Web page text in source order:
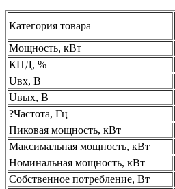
Категория товара
Мощность, кВт
КПД, %
Uвх, В
Uвых, В
?Частота, Гц
Пиковая мощность, кВт
Максимальная мощность, кВт
Номинальная мощность, кВт
Собственное потребление, Вт